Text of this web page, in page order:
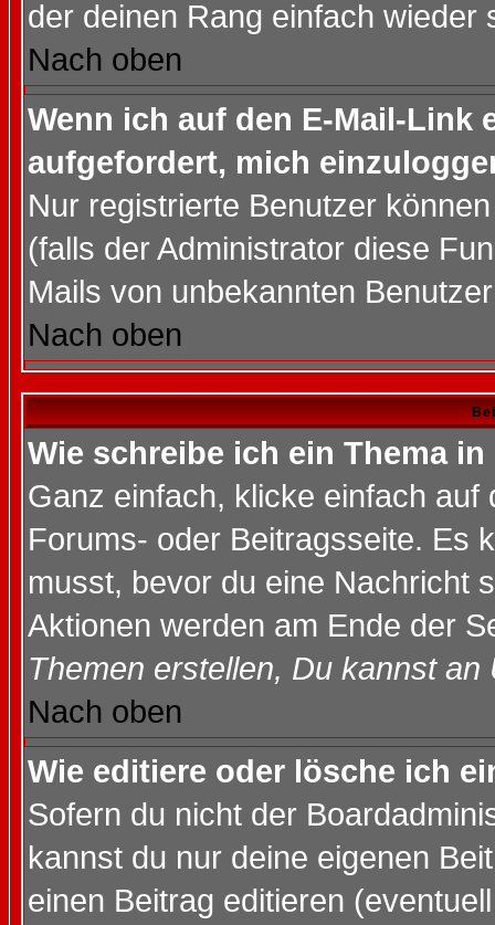
der deinen Rang einfach wieder
Nach oben
Wenn ich auf den E-Mail-Link
aufgefordert, mich
Nur registrierte Benutzer
(falls der Administrator diese
Mails von unbekannten
Nach oben
Wie schreibe ich ein Thema
Ganz einfach, klicke einfach
Forums- oder Beitragsseite. Es
musst, bevor du eine Nachricht
Aktionen werden am Ende der
Themen erstellen, Du kannst
Nach oben
Wie editiere oder lösche ich
Sofern du nicht der
kannst du nur deine eigenen
einen Beitrag editieren